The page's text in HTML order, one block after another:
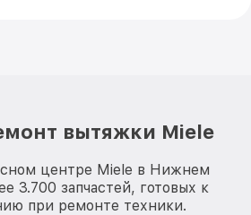
вытяжки Miele
центре Miele в Нижнем
3.700 запчастей, готовых к
при ремонте техники.